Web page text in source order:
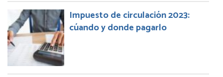
Impuesto de circulación 2023:
cúando y donde pagarlo